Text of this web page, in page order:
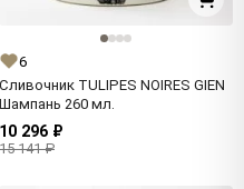
6
Сливочник TULIPES NOIRES GIEN
Шампань 260 мл.
10 296 ₽
15 141 ₽